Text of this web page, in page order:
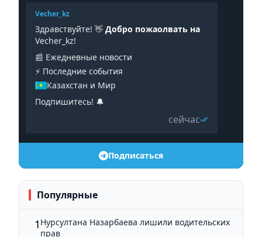
Vecher_kz
Здравствуйте! 👋 Добро пожаолвать на
Vecher_kz!
📰 Ежедневные новости
⚡️ Последние события
Казахстан и Мир
Подпишитесь! 🔔
сейчас
Подписаться
Популярные
1 Нурсултана Назарбаева лишили водительских
прав